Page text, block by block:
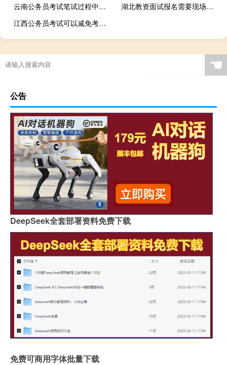
云南公务员考试笔试过程中有哪些注意事项
湖北教资面试报名需要现场审核吗
江西公务员考试可以减免考试费吗
☚
公告
DeepSeek全套部署资料免费下载
免费可商用字体批量下载